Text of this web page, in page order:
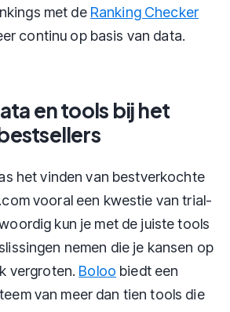
met de Ranking Checker
continu op basis van data.
en tools bij het
het vinden van bestverkochte
vooral een kwestie van trial-
kun je met de juiste tools
nemen die je kansen op
vergroten. Boloo biedt een
van meer dan tien tools die